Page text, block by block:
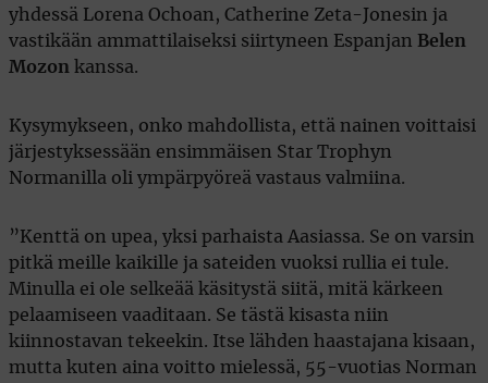
yhdessä Lorena Ochoan, Catherine Zeta-Jonesin ja
vastikään ammattilaiseksi siirtyneen Espanjan Belen
Mozon kanssa.
Kysymykseen, onko mahdollista, että nainen voittaisi
järjestyksessään ensimmäisen Star Trophyn
Normanilla oli ympärpyöreä vastaus valmiina.
”Kenttä on upea, yksi parhaista Aasiassa. Se on varsin
pitkä meille kaikille ja sateiden vuoksi rullia ei tule.
Minulla ei ole selkeää käsitystä siitä, mitä kärkeen
pelaamiseen vaaditaan. Se tästä kisasta niin
kiinnostavan tekeekin. Itse lähden haastajana kisaan,
mutta kuten aina voitto mielessä, 55-vuotias Norman